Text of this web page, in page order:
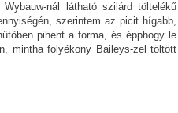
nál látható szilárd töltelékű
szerintem az picit hígabb,
pihent a forma, és épphogy le
mintha folyékony Baileys-zel töltött